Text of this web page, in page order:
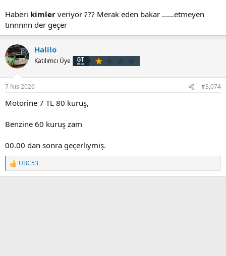
Haberi kimler veriyor ??? Merak eden bakar ......etmeyen
tınnnnn der geçer
Halilo
Katılımcı Üye
7 Nis 2026 #3,074
Motorine 7 TL 80 kuruş,
Benzine 60 kuruş zam
00.00 dan sonra geçerliymiş.
T
e
UBC53